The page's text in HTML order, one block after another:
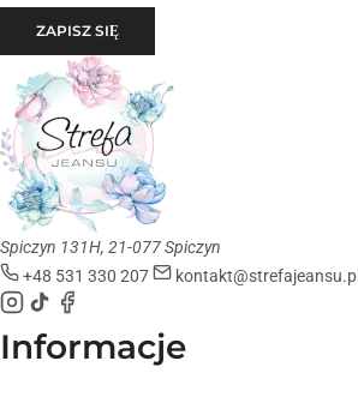
ZAPISZ SIĘ
Spiczyn 131H, 21-077 Spiczyn
+48 531 330 207
kontakt@strefajeansu.pl
Informacje